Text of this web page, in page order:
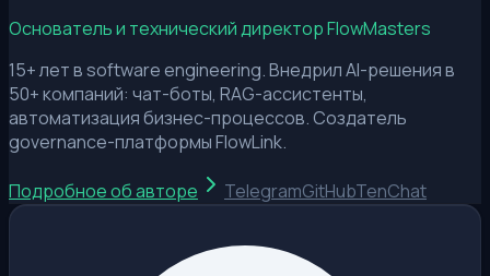
Основатель и технический директор FlowMasters
15+ лет в software engineering. Внедрил AI-решения в
50+ компаний: чат-боты, RAG-ассистенты,
автоматизация бизнес-процессов. Создатель
governance-платформы FlowLink.
Подробное об авторе TelegramGitHubTenChat